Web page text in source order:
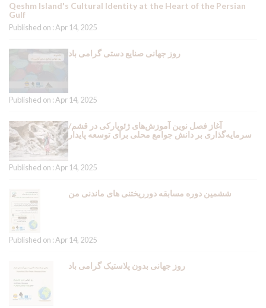
Qeshm Island's Cultural Identity at the Heart of the Persian
Gulf
Published on : Apr 14, 2025
روز جهانی صنایع دستی گرامی باد
Published on : Apr 14, 2025
آغاز فصل نوین آموزش‌های ژئوپارکی در قشم/
سرمایه‌گذاری بر دانش جوامع محلی برای توسعه پایدار
Published on : Apr 14, 2025
ششمین دوره مسابقه دورریختنی های ماندنی من
Published on : Apr 14, 2025
روز جهانی بدون پلاستیک گرامی باد